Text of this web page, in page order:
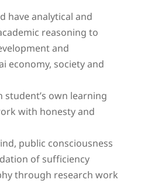
have analytical and
reasoning to
and
economy, society and
student’s own learning
with honesty and
public consciousness
of sufficiency
through research work